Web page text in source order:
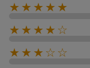
★★★★★
★★★★☆
★★★☆☆